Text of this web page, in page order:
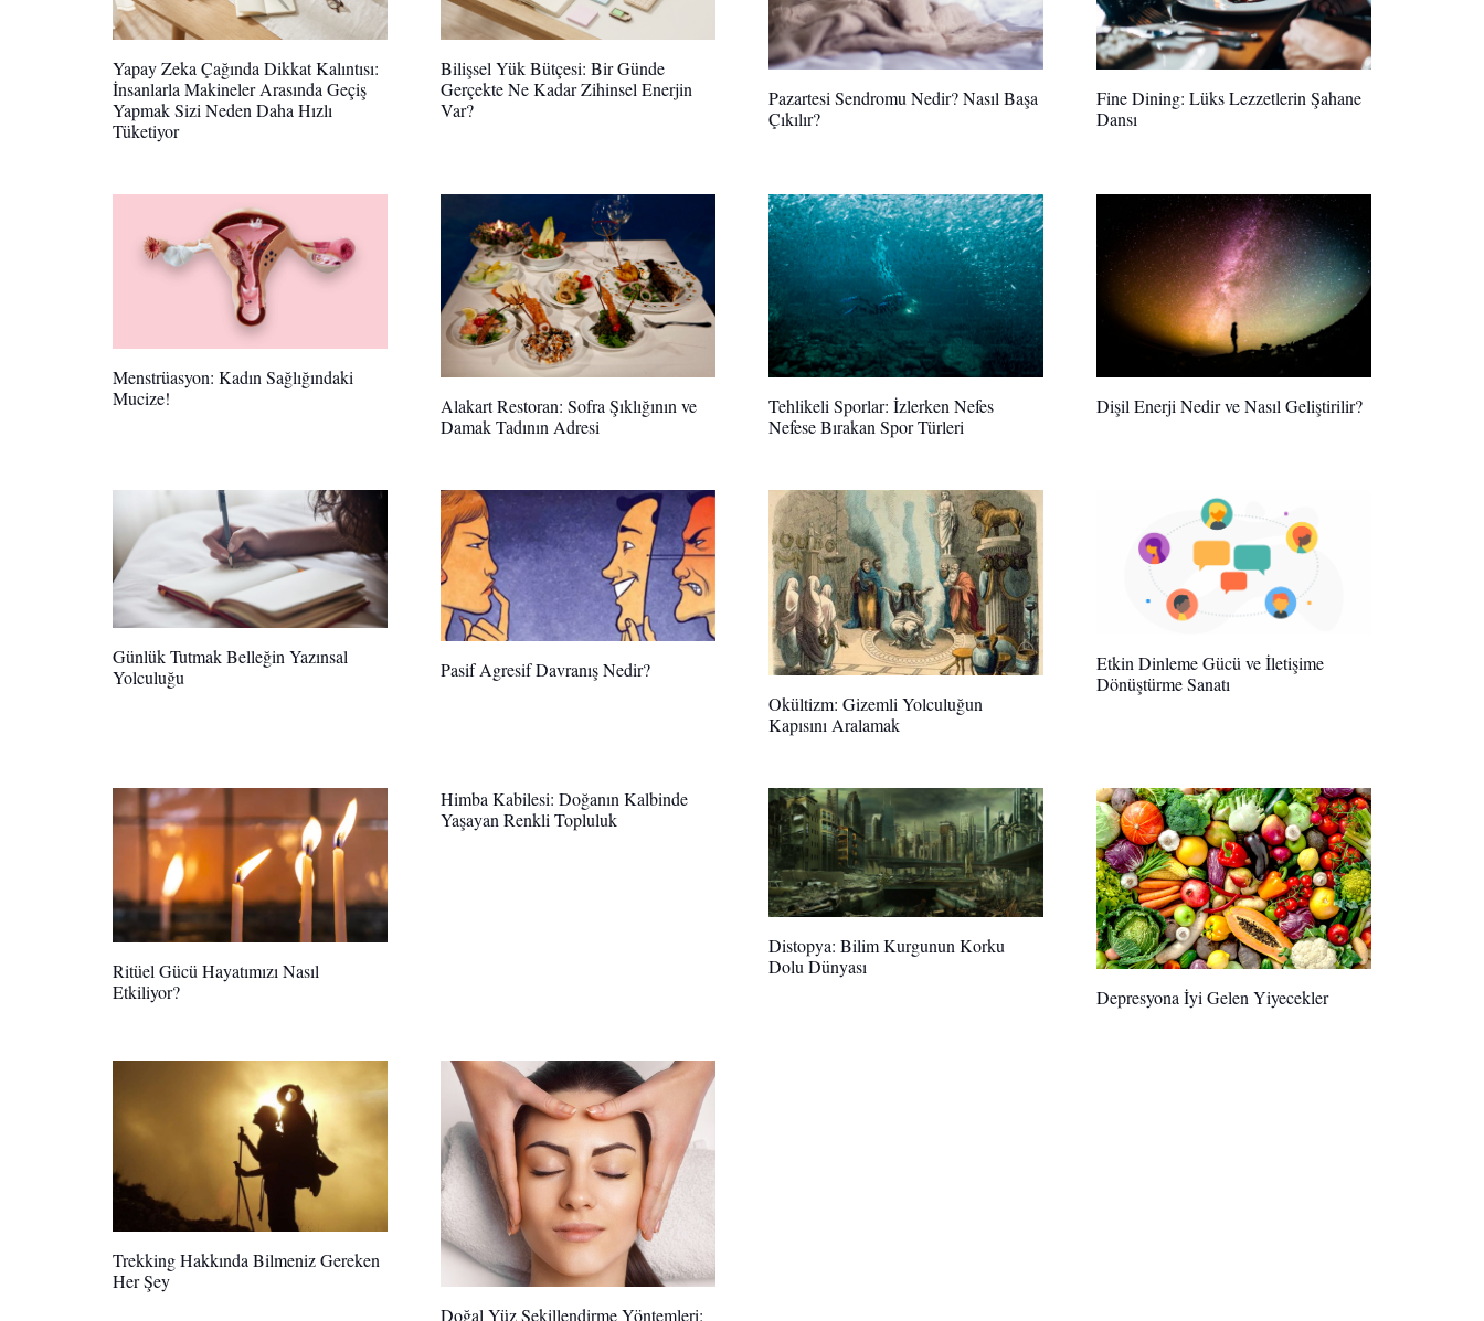
Yapay Zeka Çağında Dikkat Kalıntısı:
İnsanlarla Makineler Arasında Geçiş
Yapmak Sizi Neden Daha Hızlı
Tüketiyor
Bilişsel Yük Bütçesi: Bir Günde
Gerçekte Ne Kadar Zihinsel Enerjin
Var?
Pazartesi Sendromu Nedir? Nasıl Başa
Çıkılır?
Fine Dining: Lüks Lezzetlerin Şahane
Dansı
Menstrüasyon: Kadın Sağlığındaki
Mucize!
Alakart Restoran: Sofra Şıklığının ve
Damak Tadının Adresi
Tehlikeli Sporlar: İzlerken Nefes
Nefese Bırakan Spor Türleri
Dişil Enerji Nedir ve Nasıl Geliştirilir?
Günlük Tutmak Belleğin Yazınsal
Yolculuğu
Pasif Agresif Davranış Nedir?
Okültizm: Gizemli Yolculuğun
Kapısını Aralamak
Etkin Dinleme Gücü ve İletişime
Dönüştürme Sanatı
Ritüel Gücü Hayatımızı Nasıl
Etkiliyor?
Himba Kabilesi: Doğanın Kalbinde
Yaşayan Renkli Topluluk
Distopya: Bilim Kurgunun Korku
Dolu Dünyası
Depresyona İyi Gelen Yiyecekler
Trekking Hakkında Bilmeniz Gereken
Her Şey
Doğal Yüz Şekillendirme Yöntemleri: